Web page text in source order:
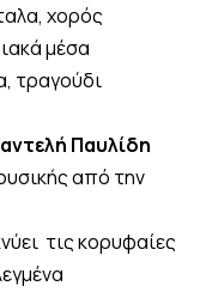
χορός
μέσα
τραγούδι
Παυλίδη
από την
τις κορυφαίες